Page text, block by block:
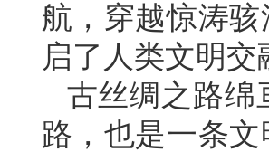
航，穿越惊涛
启了人类文明交
古丝绸之路绵
路，也是一条